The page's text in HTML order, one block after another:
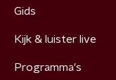
Gids
Kijk & luister live
Programma's